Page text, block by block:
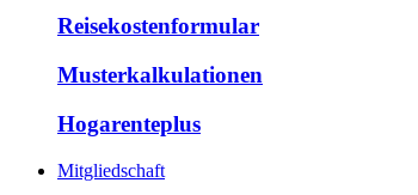
Reisekostenformular
Musterkalkulationen
Hogarenteplus
Mitgliedschaft